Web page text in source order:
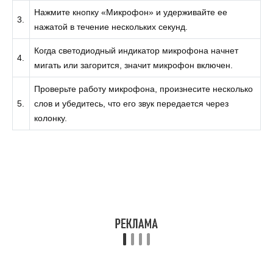
3.
Нажмите кнопку «Микрофон» и удерживайте ее
нажатой в течение нескольких секунд.
4.
Когда светодиодный индикатор микрофона начнет
мигать или загорится, значит микрофон включен.
5.
Проверьте работу микрофона, произнесите несколько
слов и убедитесь, что его звук передается через
колонку.